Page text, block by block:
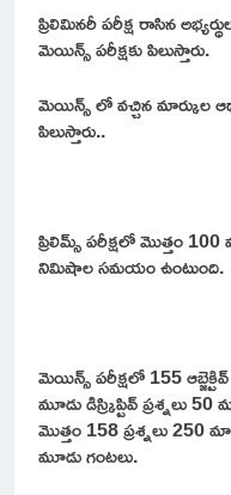
ప్రిలిమినరీ పరీక్ష రాసిన
మెయిన్స్ పరీక్షకు పిలుస్తారు.
మెయిన్స్ లో వచ్చిన మార్కుల
పిలుస్తారు..
ప్రిలిమ్స్ పరీక్షలో మొత్తం 100
నిమిషాల సమయం ఉంటుంది.
మెయిన్స్ పరీక్షలో 155 ఆబ్జెక్టివ్
మూడు డిస్క్రిప్టివ్ ప్రశ్నలు
మొత్తం 158 ప్రశ్నలు 250
మూడు గంటలు.